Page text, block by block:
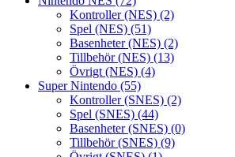
Kontroller (NES) (2)
Spel (NES) (51)
Basenheter (NES) (2)
Tillbehör (NES) (13)
Övrigt (NES) (4)
Super Nintendo (55)
Kontroller (SNES) (2)
Spel (SNES) (44)
Basenheter (SNES) (0)
Tillbehör (SNES) (9)